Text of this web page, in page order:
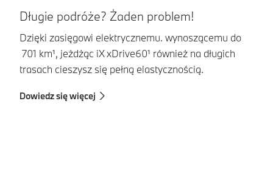
Długie podróże? Żaden problem!
Dzięki zasięgowi elektrycznemu. wynoszącemu do
701 km¹, jeżdżąc iX xDrive60¹ również na długich
trasach cieszysz się pełną elastycznością.
Dowiedz się więcej